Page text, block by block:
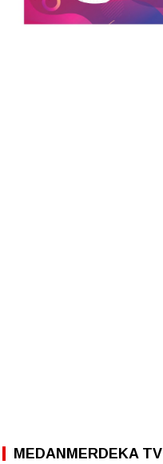
MEDANMERDEKA TV